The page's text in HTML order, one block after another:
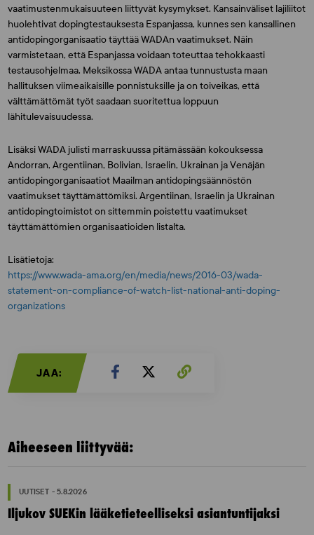
vaatimustenmukaisuuteen liittyvät kysymykset. Kansainväliset lajiliitot
huolehtivat dopingtestauksesta Espanjassa, kunnes sen kansallinen
antidopingorganisaatio täyttää WADAn vaatimukset. Näin
varmistetaan, että Espanjassa voidaan toteuttaa tehokkaasti
testausohjelmaa. Meksikossa WADA antaa tunnustusta maan
hallituksen viimeaikaisille ponnistuksille ja on toiveikas, että
välttämättömät työt saadaan suoritettua loppuun
lähitulevaisuudessa.
Lisäksi WADA julisti marraskuussa pitämässään kokouksessa
Andorran, Argentiinan, Bolivian, Israelin, Ukrainan ja Venäjän
antidopingorganisaatiot Maailman antidopingsäännöstön
vaatimukset täyttämättömiksi. Argentiinan, Israelin ja Ukrainan
antidopingtoimistot on sittemmin poistettu vaatimukset
täyttämättömien organisaatioiden listalta.
Lisätietoja:
https://www.wada-ama.org/en/media/news/2016-03/wada-
statement-on-compliance-of-watch-list-national-anti-doping-
organizations
JAA:
Aiheeseen liittyvää:
UUTISET - 5.8.2026
Iljukov SUEKin lääketieteelliseksi asiantuntijaksi